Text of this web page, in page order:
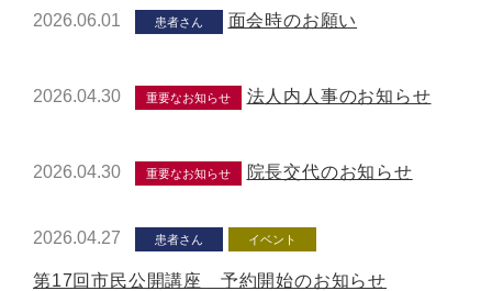
2026.06.01 患者さん 面会時のお願い
2026.04.30 重要なお知らせ 法人内人事のお知らせ
2026.04.30 重要なお知らせ 院長交代のお知らせ
2026.04.27 患者さん イベント
第17回市民公開講座 予約開始のお知らせ